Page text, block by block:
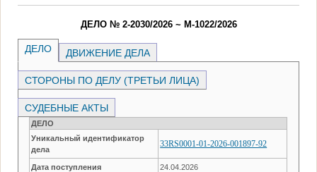
ДЕЛО № 2-2030/2026 ~ М-1022/2026
ДЕЛО ДВИЖЕНИЕ ДЕЛА
СТОРОНЫ ПО ДЕЛУ (ТРЕТЬИ ЛИЦА)
СУДЕБНЫЕ АКТЫ
ДЕЛО
Уникальный идентификатор
дела
33RS0001-01-2026-001897-92
Дата поступления 24.04.2026